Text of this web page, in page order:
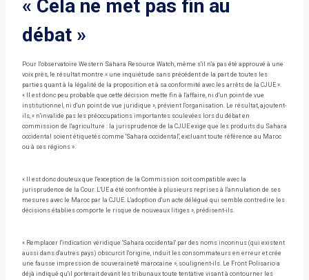
« Cela ne met pas fin au
débat »
Pour l'observatoire Western Sahara Resource Watch, même s'il n'a pas été approuvé à une
voix près, le résultat montre « une inquiétude sans précédent de la part de toutes les
parties quant à la légalité de la proposition et à sa conformité avec les arrêts de la CJUE ».
« Il est donc peu probable que cette décision mette fin à l'affaire, ni d'un point de vue
institutionnel, ni d'un point de vue juridique », prévient l'organisation. Le résultat, ajoutent-
ils, « n'invalide pas les préoccupations importantes soulevées lors du débat en
commission de l'agriculture : la jurisprudence de la CJUE exige que les produits du Sahara
occidental soient étiquetés comme 'Sahara occidental', excluant toute référence au Maroc
ou à ses régions ».
« Il est donc douteux que l'exception de la Commission soit compatible avec la
jurisprudence de la Cour. L'UE a été confrontée à plusieurs reprises à l'annulation de ses
mesures avec le Maroc par la CJUE. L'adoption d'un acte délégué qui semble contredire les
décisions établies comporte le risque de nouveaux litiges », prédisent-ils.
« Remplacer l'indication véridique 'Sahara occidental' par des noms inconnus (qui existent
aussi dans d'autres pays) obscurcit l'origine, induit les consommateurs en erreur et crée
une fausse impression de souveraineté marocaine », soulignent-ils. Le Front Polisario a
déjà indiqué qu'il porterait devant les tribunaux toute tentative visant à contourner les